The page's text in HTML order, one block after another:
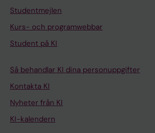
Studentmejlen
Kurs- och programwebbar
Student på KI
Så behandlar KI dina personuppgifter
Kontakta KI
Nyheter från KI
KI-kalendern